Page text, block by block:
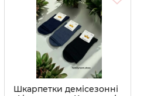
Шкарпетки демісезонні